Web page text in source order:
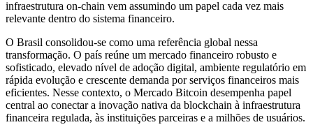
infraestrutura on-chain vem assumindo um papel cada vez mais
relevante dentro do sistema financeiro.
O Brasil consolidou-se como uma referência global nessa
transformação. O país reúne um mercado financeiro robusto e
sofisticado, elevado nível de adoção digital, ambiente regulatório em
rápida evolução e crescente demanda por serviços financeiros mais
eficientes. Nesse contexto, o Mercado Bitcoin desempenha papel
central ao conectar a inovação nativa da blockchain à infraestrutura
financeira regulada, às instituições parceiras e a milhões de usuários.